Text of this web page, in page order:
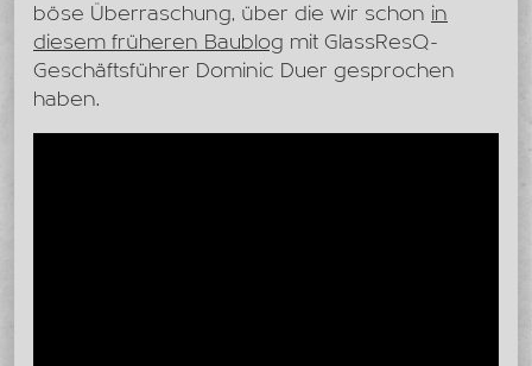
böse Überraschung, über die wir schon in
diesem früheren Baublog mit GlassResQ-
Geschäftsführer Dominic Duer gesprochen
haben.